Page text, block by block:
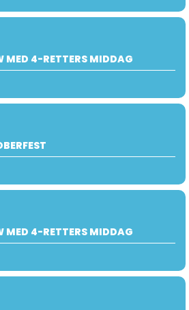
MED 4-RETTERS MIDDAG
MED 4-RETTERS MIDDAG